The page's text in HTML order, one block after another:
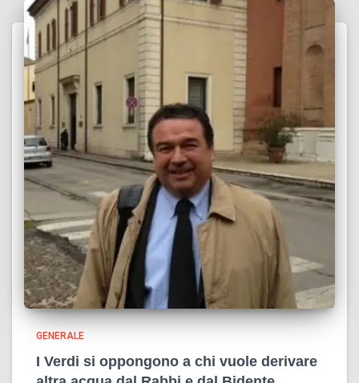
GENERALE
I Verdi si oppongono a chi vuole derivare